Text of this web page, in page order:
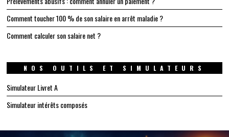
Comment toucher 100 % de son salaire en arrêt maladie ?
Comment calculer son salaire net ?
NOS OUTILS ET SIMULATEURS
Simulateur Livret A
Simulateur intérêts composés